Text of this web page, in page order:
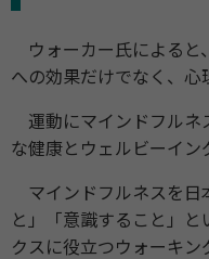
ウォーカー氏によると
への効果だけでなく、心
運動にマインドフルネ
な健康とウェルビーイン
マインドフルネスを日
と」「意識すること」
クスに役立つウォーキ